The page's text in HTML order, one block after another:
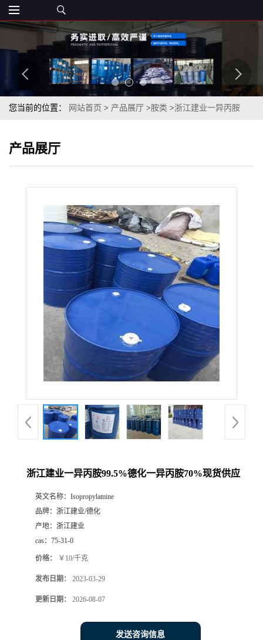
您当前的位置： 网站首页 > 产品展厅 >胺类 >浙江建业一异丙胺
产品展厅
浙江建业一异丙胺99.5%德化一异丙胺70%现货供应
英文名称： Isopropylamine
品牌： 浙江建业/德化
产地： 浙江建业
cas： 75-31-0
价格： ￥10/千克
发布日期： 2023-03-29
更新日期： 2026-08-07
发送咨询信息